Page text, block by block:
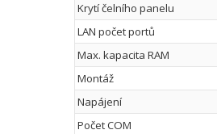
Krytí čelního panelu
LAN počet portů
Max. kapacita RAM
Montáž
Napájení
Počet COM